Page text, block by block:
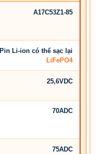
A17C53Z1-85
Pin Li-ion có thể sạc lại
LiFePO4
25,6VDC
70ADC
75ADC